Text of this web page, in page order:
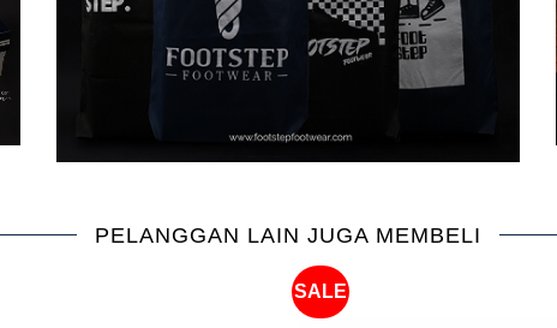
PELANGGAN LAIN JUGA MEMBELI
SALE